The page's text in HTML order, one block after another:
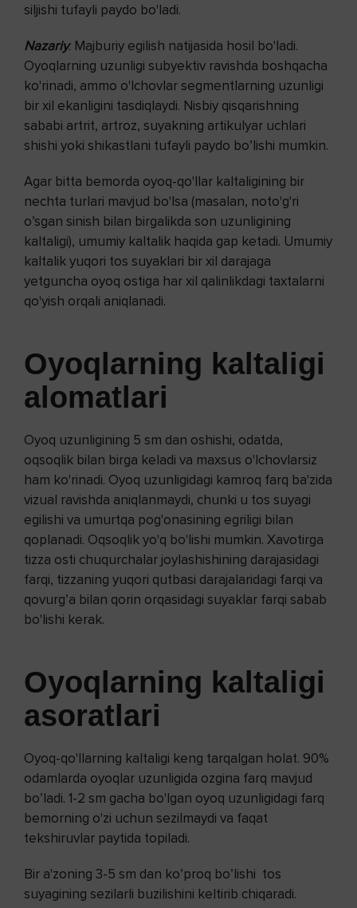
siljishi tufayli paydo bo'ladi.
Nazariy. Majburiy egilish natijasida hosil bo'ladi.
Oyoqlarning uzunligi subyektiv ravishda boshqacha
ko'rinadi, ammo o'lchovlar segmentlarning uzunligi
bir xil ekanligini tasdiqlaydi. Nisbiy qisqarishning
sababi artrit, artroz, suyakning artikulyar uchlari
shishi yoki shikastlani tufayli paydo bo’lishi mumkin.
Agar bitta bemorda oyoq-qo'llar kaltaligining bir
nechta turlari mavjud bo'lsa (masalan, noto'g'ri
o’sgan sinish bilan birgalikda son uzunligining
kaltaligi), umumiy kaltalik haqida gap ketadi. Umumiy
kaltalik yuqori tos suyaklari bir xil darajaga
yetguncha oyoq ostiga har xil qalinlikdagi taxtalarni
qo'yish orqali aniqlanadi.
Oyoqlarning kaltaligi
alomatlari
Oyoq uzunligining 5 sm dan oshishi, odatda,
oqsoqlik bilan birga keladi va maxsus o'lchovlarsiz
ham ko'rinadi. Oyoq uzunligidagi kamroq farq ba'zida
vizual ravishda aniqlanmaydi, chunki u tos suyagi
egilishi va umurtqa pog'onasining egriligi bilan
qoplanadi. Oqsoqlik yo'q bo'lishi mumkin. Xavotirga
tizza osti chuqurchalar joylashishining darajasidagi
farqi, tizzaning yuqori qutbasi darajalaridagi farqi va
qovurg’a bilan qorin orqasidagi suyaklar farqi sabab
bo'lishi kerak.
Oyoqlarning kaltaligi
asoratlari
Oyoq-qo'llarning kaltaligi keng tarqalgan holat. 90%
odamlarda oyoqlar uzunligida ozgina farq mavjud
bo’ladi. 1-2 sm gacha bo'lgan oyoq uzunligidagi farq
bemorning o'zi uchun sezilmaydi va faqat
tekshiruvlar paytida topiladi.
Bir a'zoning 3-5 sm dan ko’proq bo’lishi tos
suyagining sezilarli buzilishini keltirib chiqaradi.